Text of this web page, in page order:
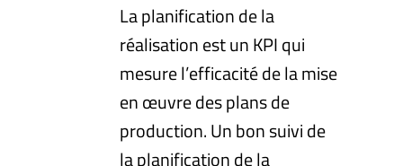
La planification de la
réalisation est un KPI qui
mesure l’efficacité de la mise
en œuvre des plans de
production. Un bon suivi de
la planification de la